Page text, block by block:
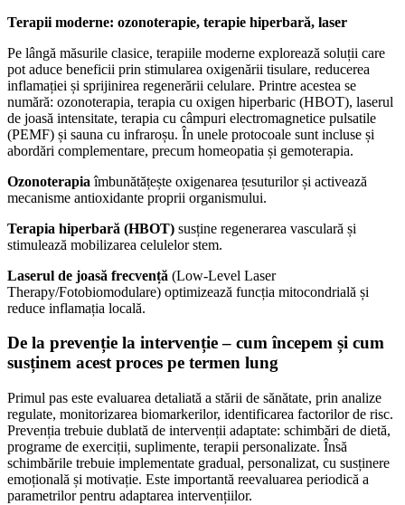
Terapii moderne: ozonoterapie, terapie hiperbară, laser
Pe lângă măsurile clasice, terapiile moderne explorează soluții care
pot aduce beneficii prin stimularea oxigenării tisulare, reducerea
inflamației și sprijinirea regenerării celulare. Printre acestea se
numără: ozonoterapia, terapia cu oxigen hiperbaric (HBOT), laserul
de joasă intensitate, terapia cu câmpuri electromagnetice pulsatile
(PEMF) și sauna cu infraroșu. În unele protocoale sunt incluse și
abordări complementare, precum homeopatia și gemoterapia.
Ozonoterapia îmbunătățește oxigenarea țesuturilor și activează
mecanisme antioxidante proprii organismului.
Terapia hiperbară (HBOT) susține regenerarea vasculară și
stimulează mobilizarea celulelor stem.
Laserul de joasă frecvență (Low-Level Laser
Therapy/Fotobiomodulare) optimizează funcția mitocondrială și
reduce inflamația locală.
De la prevenție la intervenție – cum începem și cum
susținem acest proces pe termen lung
Primul pas este evaluarea detaliată a stării de sănătate, prin analize
regulate, monitorizarea biomarkerilor, identificarea factorilor de risc.
Prevenția trebuie dublată de intervenții adaptate: schimbări de dietă,
programe de exerciții, suplimente, terapii personalizate. Însă
schimbările trebuie implementate gradual, personalizat, cu susținere
emoțională și motivație. Este importantă reevaluarea periodică a
parametrilor pentru adaptarea intervențiilor.